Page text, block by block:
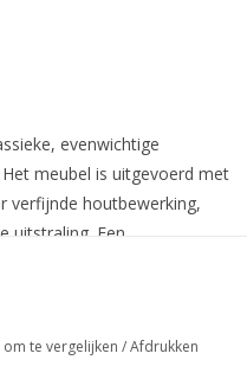
evenwichtige
meubel is uitgevoerd met
verfijnde houtbewerking,
uitstraling. Een
te vergelijken /Afdrukken